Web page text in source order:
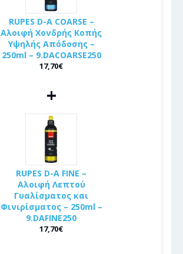
RUPES D-A COARSE –
Αλοιφή Χονδρής Κοπής
Υψηλής Απόδοσης –
250ml – 9.DACOARSE250
17,70€
+
RUPES D-A FINE –
Αλοιφή Λεπτού
Γυαλίσματος και
Φινιρίσματος – 250ml –
9.DAFINE250
17,70€